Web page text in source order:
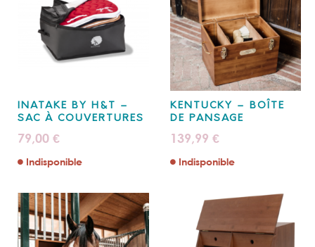
INATAKE BY H&T –
SAC À COUVERTURES
79,00 €
Indisponible
KENTUCKY – BOÎTE
DE PANSAGE
139,99 €
Indisponible